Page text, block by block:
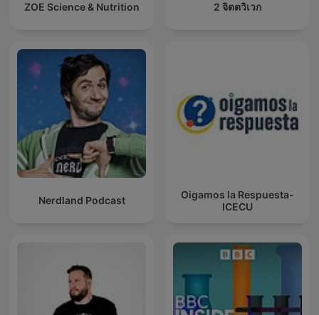
ZOE Science & Nutrition 2 จิตตวิเวก
Nerdland Podcast
Oigamos la Respuesta-
ICECU